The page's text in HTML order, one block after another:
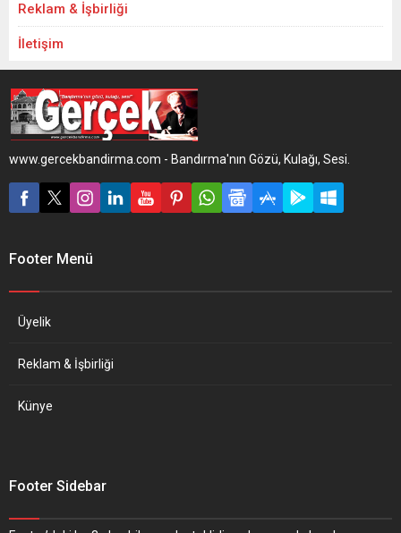
Reklam & İşbirliği
İletişim
www.gercekbandirma.com - Bandırma'nın Gözü, Kulağı, Sesi.
Footer Menü
Üyelik
Reklam & İşbirliği
Künye
Footer Sidebar